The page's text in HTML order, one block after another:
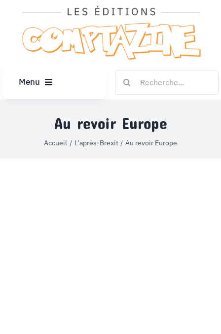
contenu
Menu
ARTICLES
Au revoir Europe
Accueil L’après-Brexit Au revoir Europe